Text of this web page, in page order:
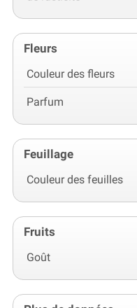
Fleurs
Couleur des fleurs
Parfum
Feuillage
Couleur des feuilles
Fruits
Goût